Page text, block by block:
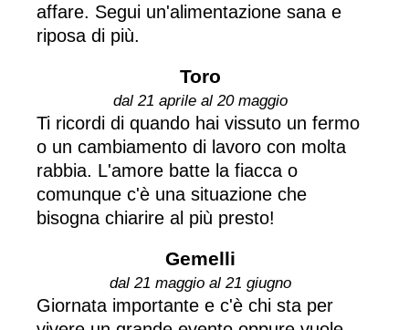
affare. Segui un'alimentazione sana e
riposa di più.
Toro
dal 21 aprile al 20 maggio
Ti ricordi di quando hai vissuto un fermo
o un cambiamento di lavoro con molta
rabbia. L'amore batte la fiacca o
comunque c'è una situazione che
bisogna chiarire al più presto!
Gemelli
dal 21 maggio al 21 giugno
Giornata importante e c'è chi sta per